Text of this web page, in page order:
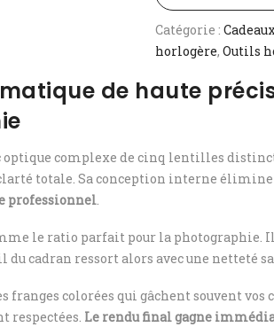
Catégorie :
horlogère, Outils
de haute
optique complexe de cinq lentilles
totale. Sa conception interne
professionnel
le ratio parfait pour la photographie.
cadran ressort alors avec une netteté
franges colorées qui gâchent souvent
respectées. Le rendu final gagne